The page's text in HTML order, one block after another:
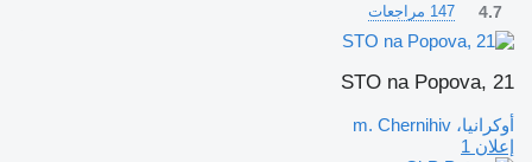
4.7 147 مراجعات
STO na Popova, 21
أوكرانيا، m. Chernihiv
إعلان 1